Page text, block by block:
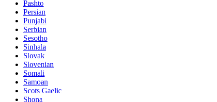
Pashto
Persian
Punjabi
Serbian
Sesotho
Sinhala
Slovak
Slovenian
Somali
Samoan
Scots Gaelic
Shona